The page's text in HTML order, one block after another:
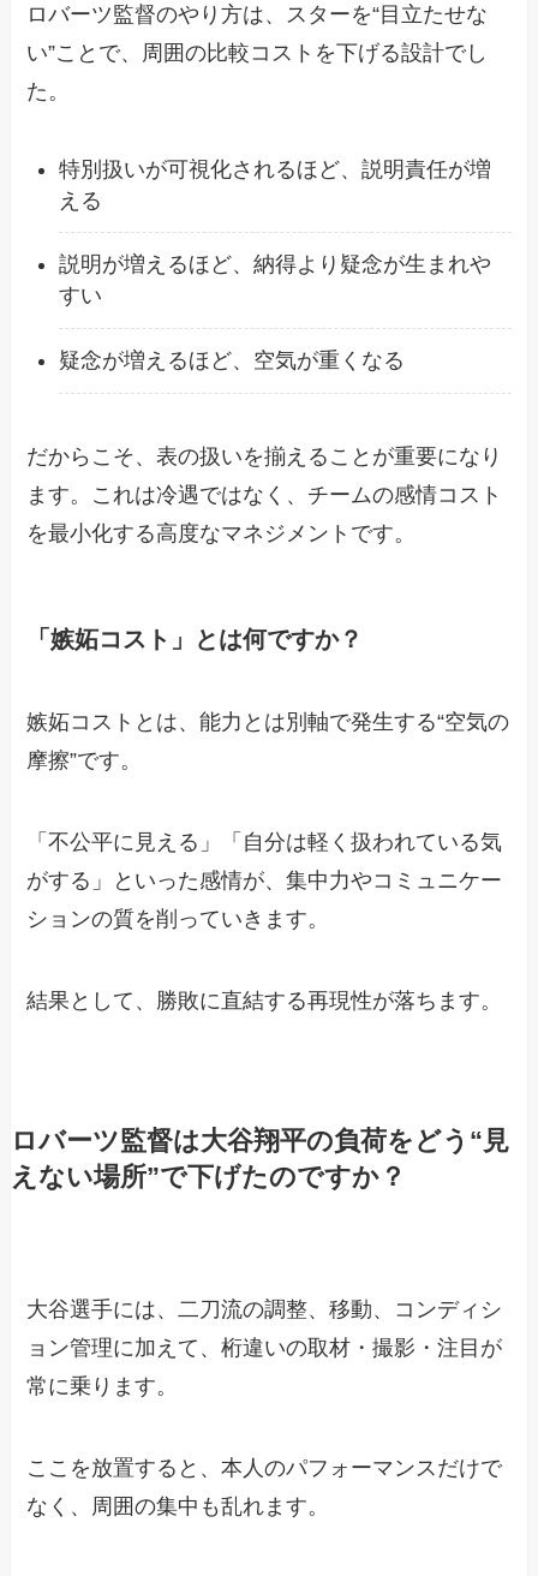
ロバーツ監督のやり方は、スターを“目立たせな
い”ことで、周囲の比較コストを下げる設計でし
た。
特別扱いが可視化されるほど、説明責任が増
える
説明が増えるほど、納得より疑念が生まれや
すい
疑念が増えるほど、空気が重くなる
だからこそ、表の扱いを揃えることが重要になり
ます。これは冷遇ではなく、チームの感情コスト
を最小化する高度なマネジメントです。
「嫉妬コスト」とは何ですか？
嫉妬コストとは、能力とは別軸で発生する“空気の
摩擦”です。
「不公平に見える」「自分は軽く扱われている気
がする」といった感情が、集中力やコミュニケー
ションの質を削っていきます。
結果として、勝敗に直結する再現性が落ちます。
ロバーツ監督は大谷翔平の負荷をどう“見
えない場所”で下げたのですか？
大谷選手には、二刀流の調整、移動、コンディシ
ョン管理に加えて、桁違いの取材・撮影・注目が
常に乗ります。
ここを放置すると、本人のパフォーマンスだけで
なく、周囲の集中も乱れます。